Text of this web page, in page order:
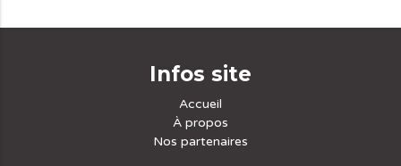
Infos site
Accueil
À propos
Nos partenaires